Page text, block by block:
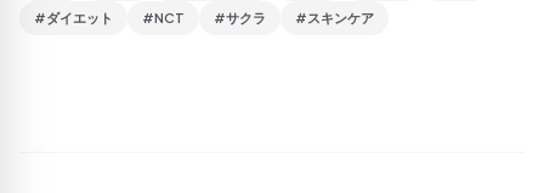
#ダイエット #NCT #サクラ #スキンケア